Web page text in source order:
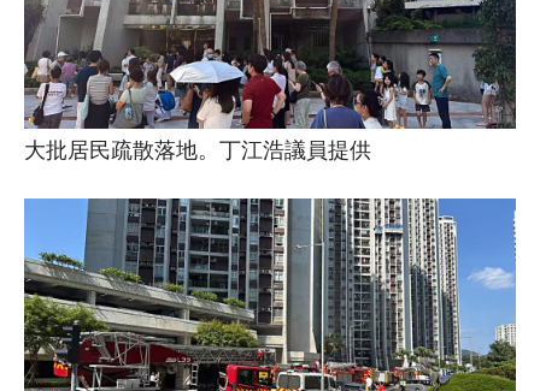
大批居民疏散落地。丁江浩議員提供